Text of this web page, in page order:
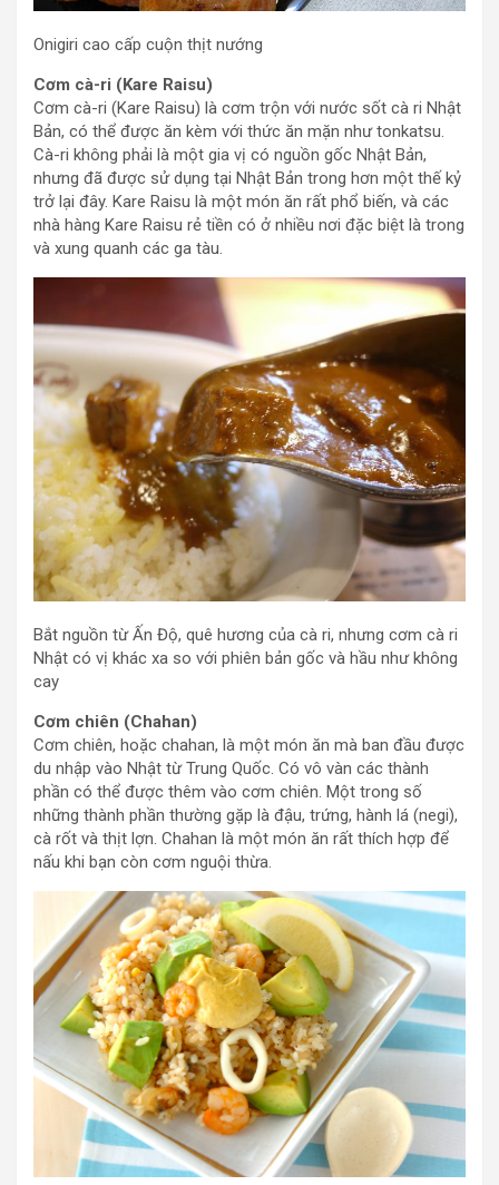
Onigiri cao cấp cuộn thịt nướng
Cơm cà-ri (Kare Raisu)
Cơm cà-ri (Kare Raisu) là cơm trộn với nước sốt cà ri Nhật
Bản, có thể được ăn kèm với thức ăn mặn như tonkatsu.
Cà-ri không phải là một gia vị có nguồn gốc Nhật Bản,
nhưng đã được sử dụng tại Nhật Bản trong hơn một thế kỷ
trở lại đây. Kare Raisu là một món ăn rất phổ biến, và các
nhà hàng Kare Raisu rẻ tiền có ở nhiều nơi đặc biệt là trong
và xung quanh các ga tàu.
Bắt nguồn từ Ấn Độ, quê hương của cà ri, nhưng cơm cà ri
Nhật có vị khác xa so với phiên bản gốc và hầu như không
cay
Cơm chiên (Chahan)
Cơm chiên, hoặc chahan, là một món ăn mà ban đầu được
du nhập vào Nhật từ Trung Quốc. Có vô vàn các thành
phần có thể được thêm vào cơm chiên. Một trong số
những thành phần thường gặp là đậu, trứng, hành lá (negi),
cà rốt và thịt lợn. Chahan là một món ăn rất thích hợp để
nấu khi bạn còn cơm nguội thừa.